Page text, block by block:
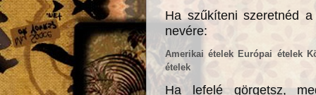
Ha szűkíteni szeretnéd
nevére:
Amerikai ételek Európai ételek
ételek
Ha lefelé görgetsz,